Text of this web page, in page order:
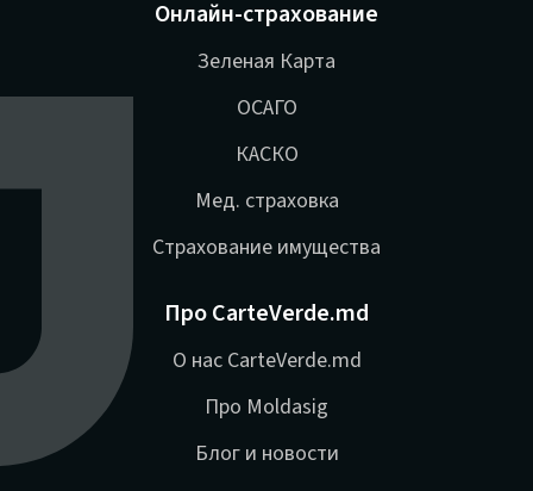
Онлайн-страхование
Зеленая Карта
ОСАГО
КАСКО
Мед. страховка
Страхование имущества
Про CarteVerde.md
О нас CarteVerde.md
Про Moldasig
Блог и новости